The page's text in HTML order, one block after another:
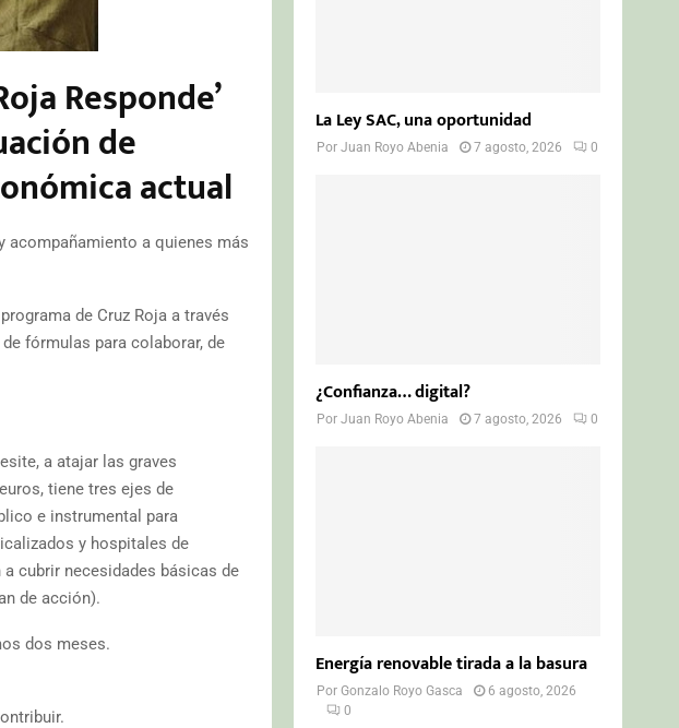
Responde’
de
actual
acompañamiento a quienes más
de Cruz Roja a través
fórmulas para colaborar, de
a atajar las graves
tiene tres ejes de
e instrumental para
y hospitales de
cubrir necesidades básicas de
de acción).
dos meses.
La Ley SAC, una oportunidad
PorJuan Royo Abenia 7 agosto, 2026 0
¿Confianza… digital?
PorJuan Royo Abenia 7 agosto, 2026 0
Energía renovable tirada a la basura
PorGonzalo Royo Gasca
6 agosto, 2026
0